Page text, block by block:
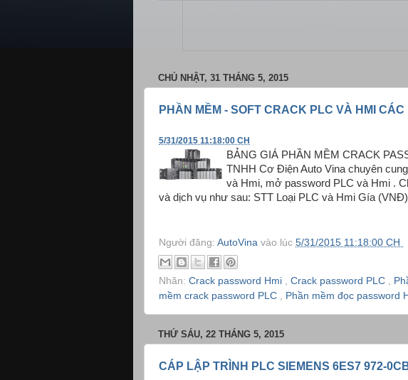
CHỦ NHẬT, 31 THÁNG 5, 2015
PHẦN MỀM - SOFT CRACK PLC VÀ HMI CÁC
5/31/2015 11:18:00 CH
BẢNG GIÁ PHẦN MỀM CRACK
TNHH Cơ Điện Auto Vina chuyên
và Hmi, mở password PLC và Hmi .
và dịch vụ như sau: STT Loại PLC và Hmi Gía
Người đăng: AutoVina vào lúc 5/31/2015 11:18:00 CH
Nhãn: Crack password Hmi Crack password PLC
mềm crack password PLC
Phần mềm đọc password
THỨ SÁU, 22 THÁNG 5, 2015
CÁP LẬP TRÌNH PLC SIEMENS 6ES7 972-